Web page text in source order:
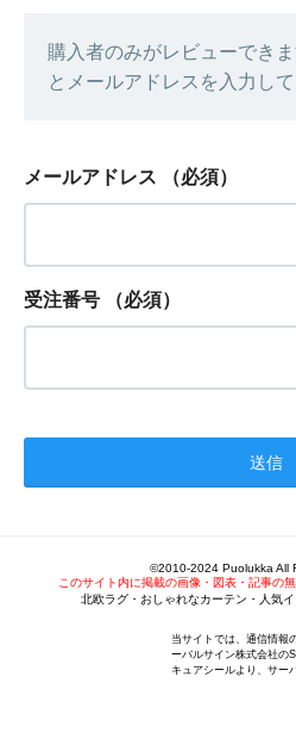
購入者のみがレビューでき
とメールアドレスを入力して
メールアドレス （必須）
受注番号 （必須）
©2010-2024 Puolukka All
このサイト内に掲載の画像・図表・記事の
北欧ラグ・おしゃれなカーテン・人気
当サイトでは、通信情報
ーバルサイン株式会社の
キュアシールより、サー